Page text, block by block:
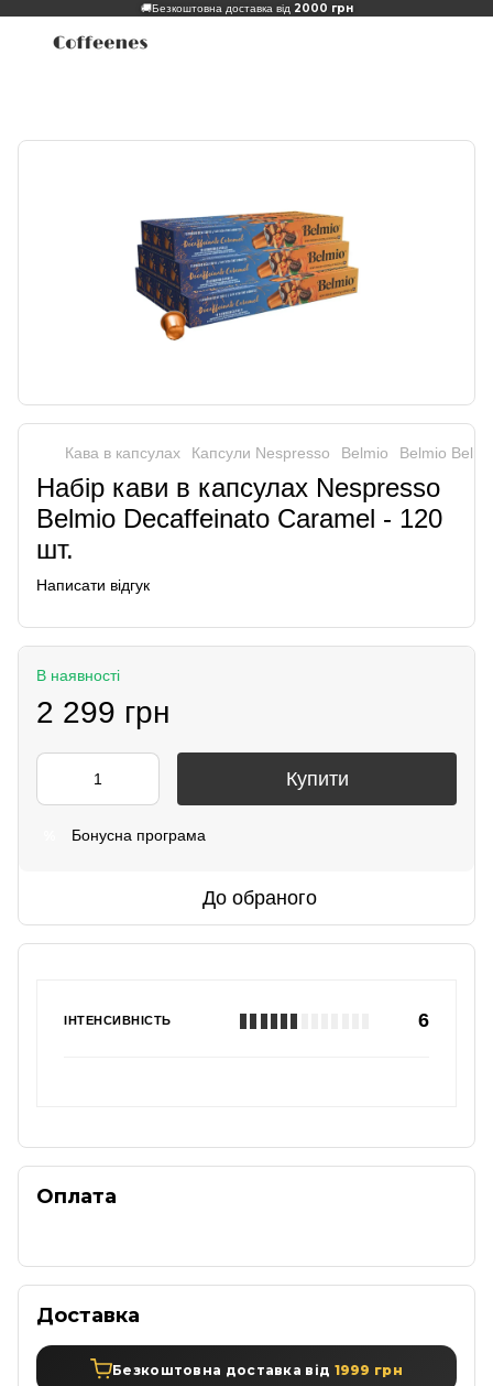
🚚Безкоштовна доставка від 2000 грн
Кава в капсулах Капсули Nespresso Belmio Belmio
Набір кави в капсулах Nespresso
Belmio Decaffeinato Caramel - 120
шт.
Написати відгук
В наявності
2 299 грн
Купити
Бонусна програма
До обраного
ІНТЕНСИВНІСТЬ 6
Оплата
Доставка
Безкоштовна доставка від 1999 грн